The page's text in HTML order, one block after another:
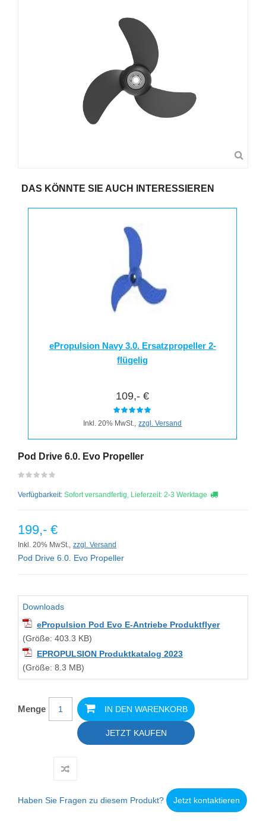
DAS KÖNNTE SIE AUCH INTERESSIEREN
ePropulsion Navy 3.0. Ersatzpropeller 2-
flügelig
109,- €
Inkl. 20% MwSt., zzgl. Versand
Pod Drive 6.0. Evo Propeller
Verfügbarkeit: Sofort versandfertig, Lieferzeit: 2-3 Werktage
199,- €
Inkl. 20% MwSt., zzgl. Versand
Pod Drive 6.0. Evo Propeller
Downloads
ePropulsion Pod Evo E-Antriebe Produktflyer
(Größe: 403.3 KB)
EPROPULSION Produktkatalog 2023
(Größe: 8.3 MB)
Menge IN DEN WARENKORB
JETZT KAUFEN
Haben Sie Fragen zu diesem Produkt? Jetzt kontaktieren